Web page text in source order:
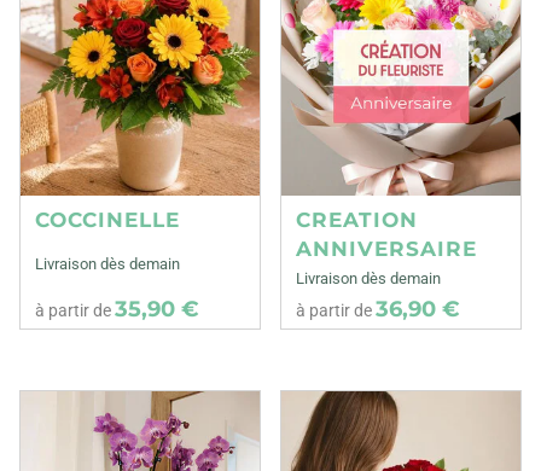
COCCINELLE
Livraison dès demain
à partir de35,90 €
CREATION
ANNIVERSAIRE
Livraison dès demain
à partir de36,90 €